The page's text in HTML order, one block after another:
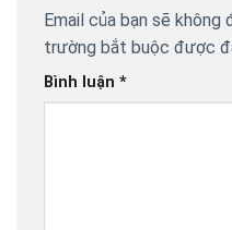
Email của bạn sẽ không
trường bắt buộc được
Bình luận *